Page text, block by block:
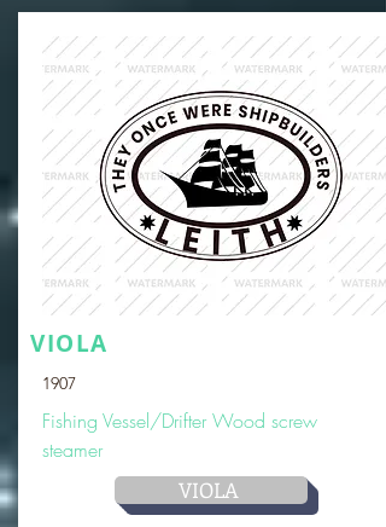
VIOLA
1907
Fishing Vessel/Drifter Wood screw
steamer
VIOLA